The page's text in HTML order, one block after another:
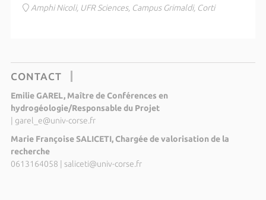
Amphi Nicoli, UFR Sciences, Campus Grimaldi, Corti
CONTACT
Emilie GAREL, Maître de Conférences en
hydrogéologie/Responsable du Projet
garel_e@univ-corse.fr
Marie Françoise SALICETI, Chargée de valorisation de la
recherche
0613164058
saliceti@univ-corse.fr